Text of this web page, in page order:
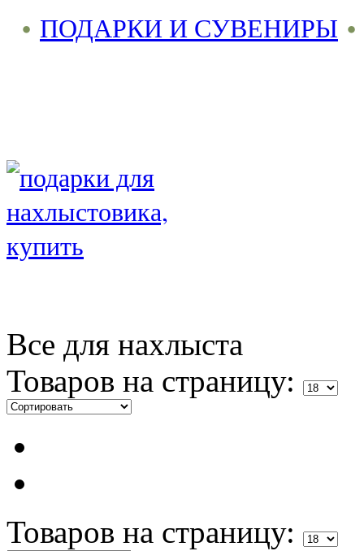
• ПОДАРКИ И СУВЕНИРЫ •
Все для нахлыста
Товаров на страницу:
Товаров на страницу: